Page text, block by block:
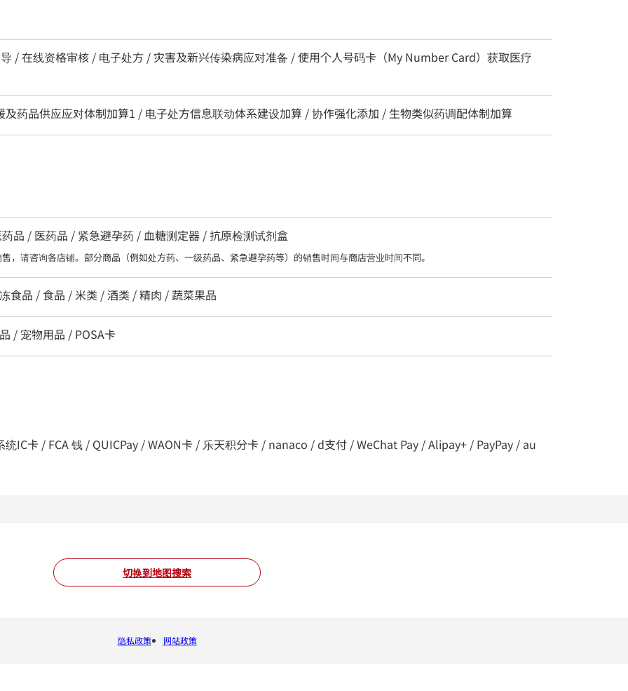
/ 在线资格审核 / 电子处方 / 灾害及新兴传染病应对准备 / 使用个人号码卡（My Number Card）获取医疗
及药品供应应对体制加算1 / 电子处方信息联动体系建设加算 / 协作强化添加 / 生物类似药调配体制加算
品 / 医药品 / 紧急避孕药 / 血糖测定器 / 抗原检测试剂盒
，请咨询各店铺。部分商品（例如处方药、一级药品、紧急避孕药等）的销售时间与商店营业时间不同。
食品 / 食品 / 米类 / 酒类 / 精肉 / 蔬菜果品
/ 宠物用品 / POSA卡
IC卡 / FCA 钱 / QUICPay / WAON卡 / 乐天积分卡 / nanaco / d支付 / WeChat Pay / Alipay+ / PayPay / au
切换到地图搜索
隐私政策 网站政策